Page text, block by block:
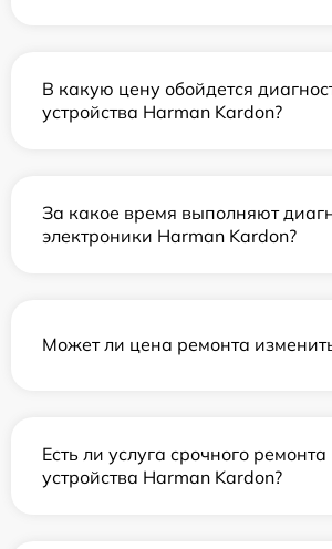
В какую цену обойдется
устройства Harman Kardon?
За какое время выполняют
электроники Harman Kardon?
Может ли цена ремонта
Есть ли услуга срочного ремонта
устройства Harman Kardon?